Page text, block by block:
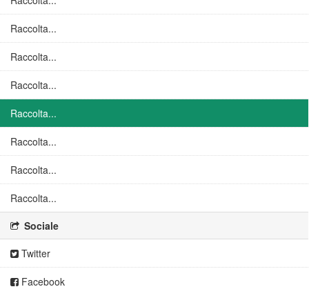
Raccolta...
Raccolta...
Raccolta...
Raccolta...
Raccolta...
Raccolta...
Raccolta...
Sociale
Twitter
Facebook